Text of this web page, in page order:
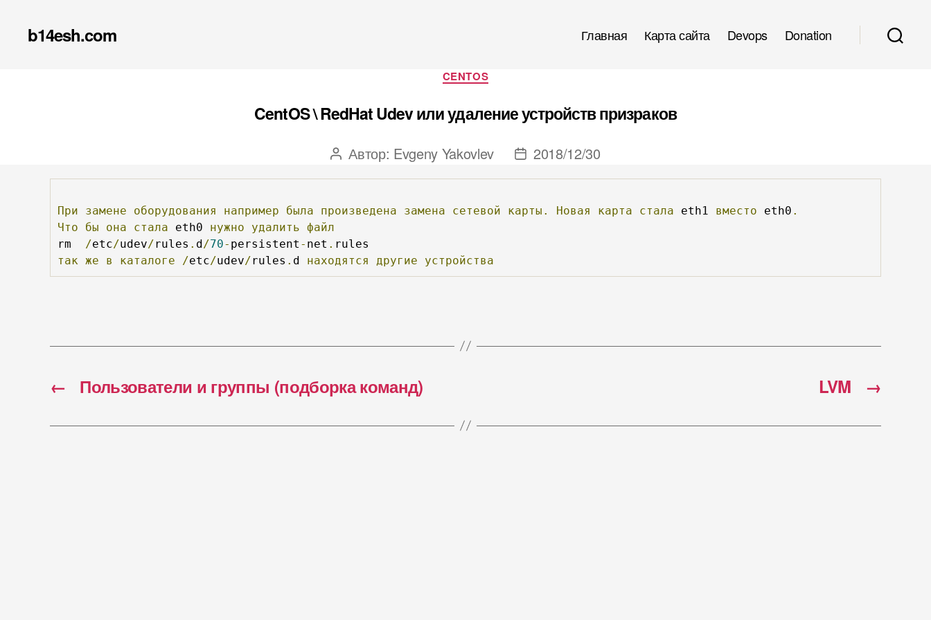
b14esh.com Главная Карта сайта Devops
Donation
Рубрики
CENTOS
CentOS \ RedHat Udev или удаление устройств призраков
Автор
записи
Автор: Evgeny Yakovlev
Дата
записи
2018/12/30
При замене оборудования например была произведена замена сетевой карты. Новая карта стала eth1 вместо eth0 .
Что
бы она стала eth0 нужно удалить файл
rm
/etc/udev/rules . d/70- persistent - net .
так же в каталоге /etc/udev/rules . d находятся другие устройства
← Пользователи и группы (подборка команд) →
LVM